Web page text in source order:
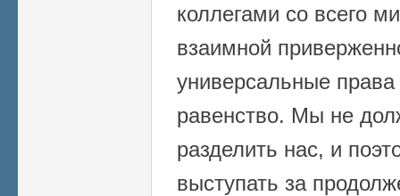
коллегами со всего
взаимной
универсальные
равенство. Мы не
разделить нас, и
выступать за